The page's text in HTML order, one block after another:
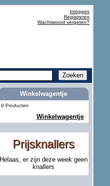
Inloggen
Registreren
Wachtwoord vergeten?
Winkelwagentje
0 Producten
Winkelwagentje
Prijsknallers
Helaas, er zijn deze week geen
knallers